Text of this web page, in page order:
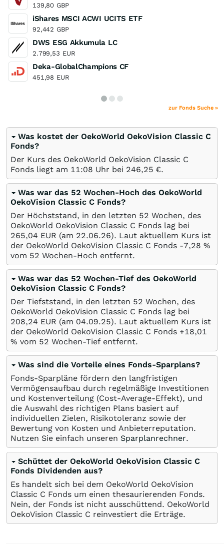
139,80 GBP
iShares MSCI ACWI UCITS ETF
92,442 GBP
DWS ESG Akkumula LC
2.799,53 EUR
Deka-GlobalChampions CF
451,98 EUR
zur Fonds Suche »
Was kostet der OekoWorld OekoVision Classic C
Fonds?
Der Kurs des OekoWorld OekoVision Classic C
Fonds liegt am 11:08 Uhr bei 246,25 €.
Was war das 52 Wochen-Hoch des OekoWorld
OekoVision Classic C Fonds?
Der Höchststand, in den letzten 52 Wochen, des
OekoWorld OekoVision Classic C Fonds lag bei
265,04 EUR (am 22.06.26). Laut aktuellem Kurs ist
der OekoWorld OekoVision Classic C Fonds -7,28 %
vom 52 Wochen-Hoch entfernt.
Was war das 52 Wochen-Tief des OekoWorld
OekoVision Classic C Fonds?
Der Tiefststand, in den letzten 52 Wochen, des
OekoWorld OekoVision Classic C Fonds lag bei
208,24 EUR (am 04.09.25). Laut aktuellem Kurs ist
der OekoWorld OekoVision Classic C Fonds +18,01
% vom 52 Wochen-Tief entfernt.
Was sind die Vorteile eines Fonds-Sparplans?
Fonds-Sparpläne fördern den langfristigen
Vermögensaufbau durch regelmäßige Investitionen
und Kostenverteilung (Cost-Average-Effekt), und
die Auswahl des richtigen Plans basiert auf
individuellen Zielen, Risikotoleranz sowie der
Bewertung von Kosten und Anbieterreputation.
Nutzen Sie einfach unseren Sparplanrechner.
Schüttet der OekoWorld OekoVision Classic C
Fonds Dividenden aus?
Es handelt sich bei dem OekoWorld OekoVision
Classic C Fonds um einen thesaurierenden Fonds.
Nein, der Fonds ist nicht ausschüttend. OekoWorld
OekoVision Classic C reinvestiert die Erträge.